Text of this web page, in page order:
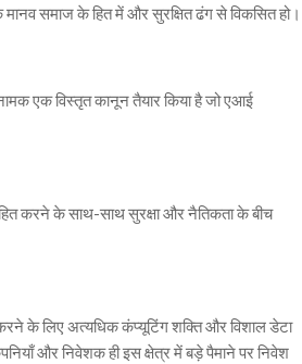
समाज के हित में और सुरक्षित ढंग से विकसित हो।
एक विस्तृत कानून तैयार किया है जो एआई
करने के साथ-साथ सुरक्षा और नैतिकता के बीच
करने के लिए अत्यधिक कंप्यूटिंग शक्ति और विशाल डेटा
और निवेशक ही इस क्षेत्र में बड़े पैमाने पर निवेश